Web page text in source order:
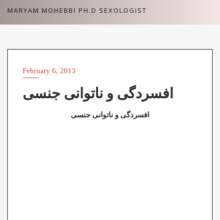
SkipMARYAM MOHEBBI PH.D SEXOLOGIST
February 6, 2013
افسردگی و ناتوانی جنسی
افسردگی و ناتوانی جنسی